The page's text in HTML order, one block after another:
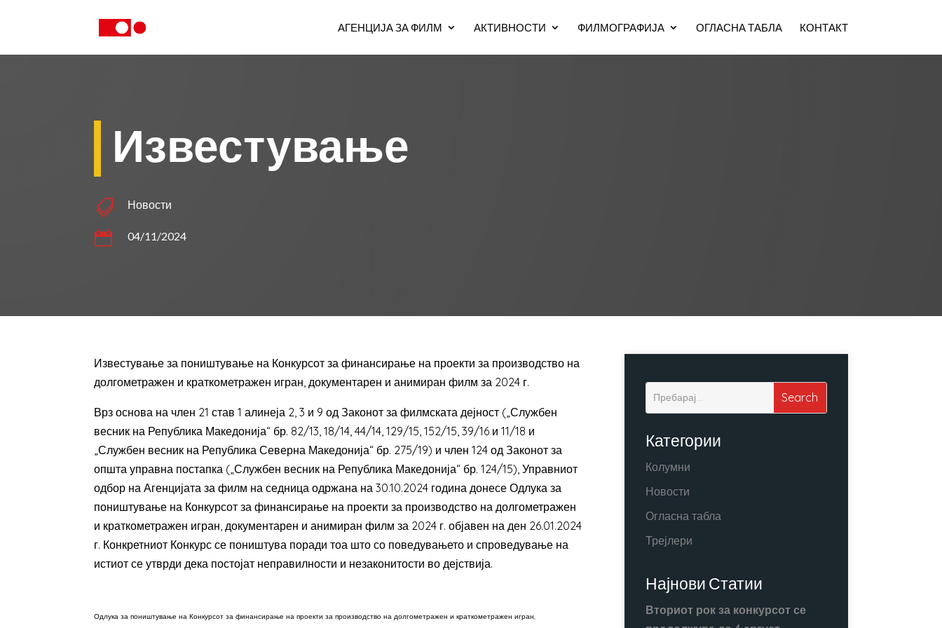
АГЕНЦИЈА ЗА ФИЛМ АКТИВНОСТИ ФИЛМОГРАФИЈА ОГЛАСНА ТАБЛА КОНТАКТ
Известување
 Новости
 04/11/2024
Известување за поништување на Конкурсот за финансирање на проекти за производство на
долгометражен и краткометражен игран, документарен и анимиран филм за 2024 г.
Врз основа на член 21 став 1 алинеја 2, 3 и 9 од Законот за филмската дејност („Службен
весник на Република Македонија“ бр. 82/13, 18/14, 44/14, 129/15, 152/15, 39/16 и 11/18 и
„Службен весник на Република Северна Македонија“ бр. 275/19) и член 124 од Законот за
општа управна постапка („Службен весник на Република Македонија“ бр. 124/15), Управниот
одбор на Агенцијата за филм на седница одржана на 30.10.2024 година донесе Одлука за
поништување на Конкурсот за финансирање на проекти за производство на долгометражен
и краткометражен игран, документарен и анимиран филм за 2024 г. објавен на ден 26.01.2024
г. Конкретниот Конкурс се поништува поради тоа што со поведувањето и спроведување на
истиот се утврди дека постојат неправилности и незаконитости во дејствија.
Одлука за поништување на Конкурсот за финансирање на проекти за производство на долгометражен и краткометражен игран,
Категории
Колумни
Новости
Огласна табла
Трејлери
Најнови Статии
Вториот рок за конкурсот се